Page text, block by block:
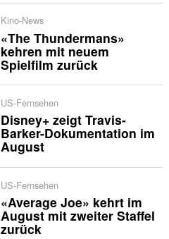
Kino-News
«The Thundermans»
kehren mit neuem
Spielfilm zurück
US-Fernsehen
Disney+ zeigt Travis-
Barker-Dokumentation im
August
US-Fernsehen
«Average Joe» kehrt im
August mit zweiter Staffel
zurück